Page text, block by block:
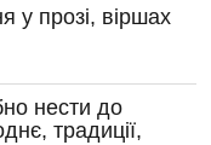
у прозі, віршах
нести до
традиції,